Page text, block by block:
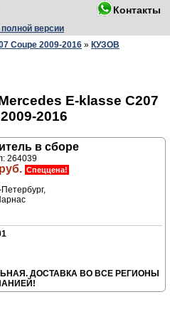
Контакты
полной версии
Coupe 2009-2016 » КУЗОВ
E-klasse C207
2016
в сборе
264039
Спеццена!
Петербург,
ДОСТАВКА ВО ВСЕ РЕГИОНЫ